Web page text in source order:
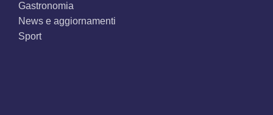
Gastronomia
News e aggiornamenti
Sport